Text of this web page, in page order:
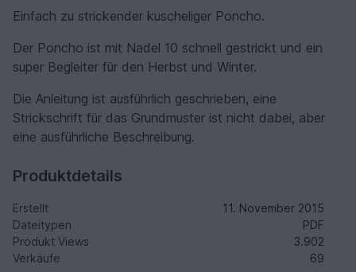
Einfach zu strickender kuscheliger Poncho.
Der Poncho ist mit Nadel 10 schnell gestrickt und ein
super Begleiter für den Herbst und Winter.
Die Anleitung ist ausführlich geschrieben, eine
Strickschrift für das Grundmuster ist nicht dabei, aber
eine ausführliche Beschreibung.
Produktdetails
Erstellt
11. November 2015
Dateitypen
PDF
Produkt Views
3.902
Verkäufe
69